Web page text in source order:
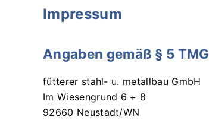
Impressum
Angaben gemäß § 5 TMG
fütterer stahl- u. metallbau GmbH
Im Wiesengrund 6 + 8
92660 Neustadt/WN